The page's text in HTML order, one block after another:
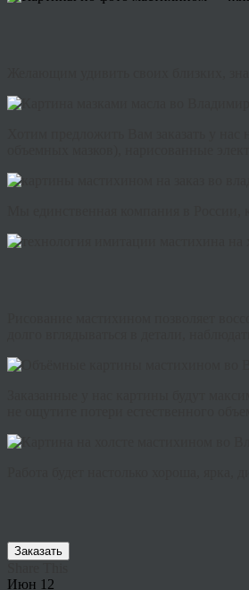
Заказать
Июн 12